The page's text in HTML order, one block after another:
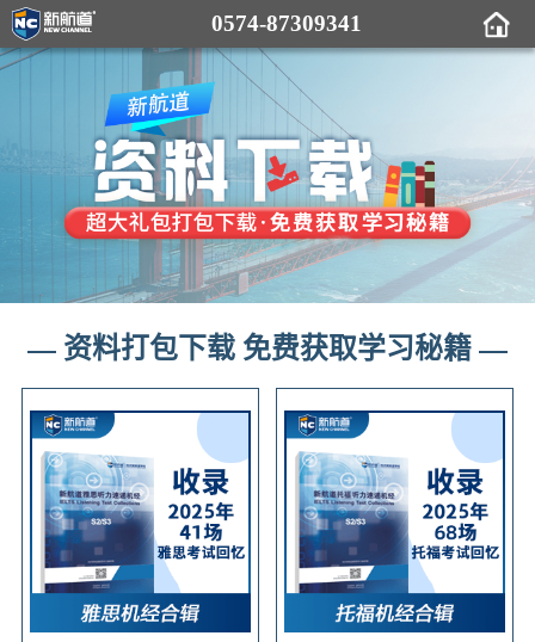
资料打包下载 免费获取学习秘籍
0574-87309341